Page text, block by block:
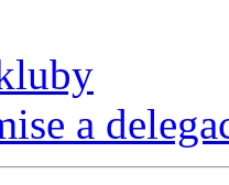
a